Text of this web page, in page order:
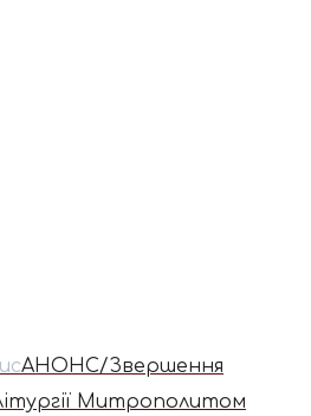
АНОНС/Звершення
Митрополитом